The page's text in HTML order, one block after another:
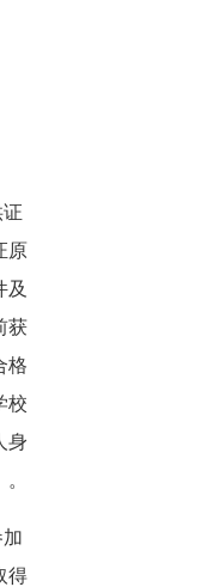
原
及
获
格
校
身
得